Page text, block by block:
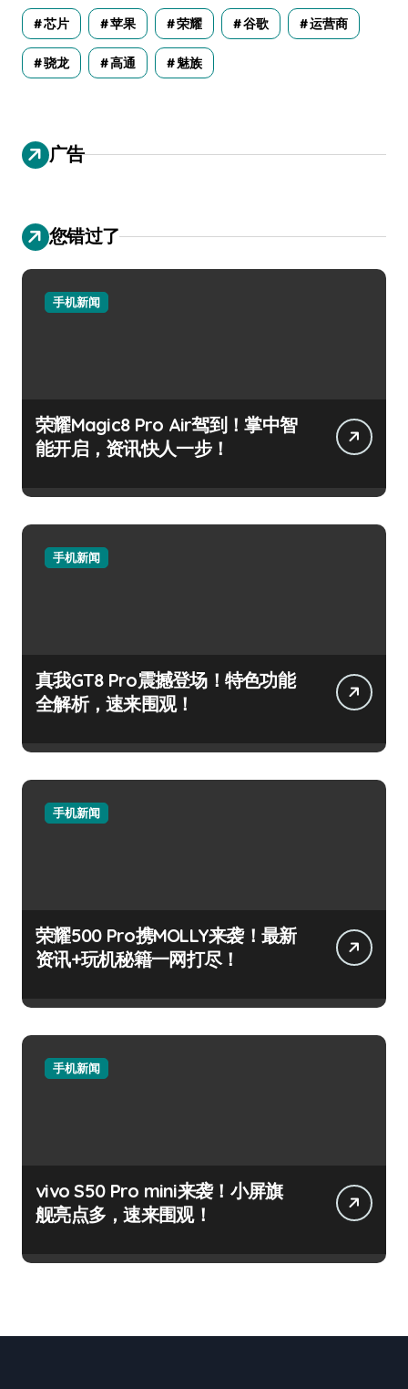
芯片 苹果 荣耀 谷歌 运营商
骁龙 高通 魅族
广告
您错过了
手机新闻
荣耀Magic8 Pro Air驾到！掌中智
能开启，资讯快人一步！
手机新闻
真我GT8 Pro震撼登场！特色功能
全解析，速来围观！
手机新闻
荣耀500 Pro携MOLLY来袭！最新
资讯+玩机秘籍一网打尽！
手机新闻
vivo S50 Pro mini来袭！小屏旗
舰亮点多，速来围观！